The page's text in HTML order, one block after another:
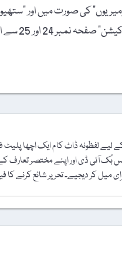
کی صورت میں اور
اور 25 سے انتخاب)
لفظونہ ڈاٹ کام ایک اچھا پلیٹ
فیس بُک آئی ڈی اور اپنے مختصر تعارف